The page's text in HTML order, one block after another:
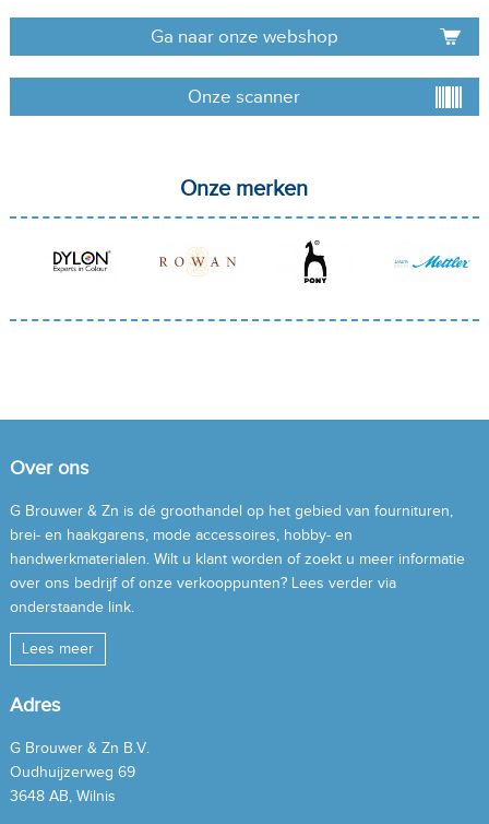
Ga naar onze webshop
Onze scanner
Onze merken
Over ons
G Brouwer & Zn is dé groothandel op het gebied van fournituren,
brei- en haakgarens, mode accessoires, hobby- en
handwerkmaterialen. Wilt u klant worden of zoekt u meer informatie
over ons bedrijf of onze verkooppunten? Lees verder via
onderstaande link.
Lees meer
Adres
G Brouwer & Zn B.V.
Oudhuijzerweg 69
3648 AB, Wilnis